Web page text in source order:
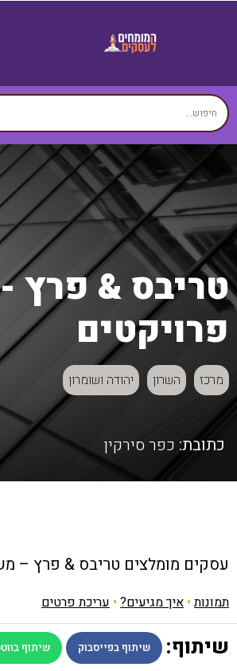
טריבס & פרץ
פרויקטים
מרכז השרון יהודה ושומרון
כתובת: כפר סירקין
עסקים מומלצים טריבס & פרץ –
תמונות• איך מגיעים? • עריכת פרטים
שיתוף: שיתוף בפייסבוק שיתוף